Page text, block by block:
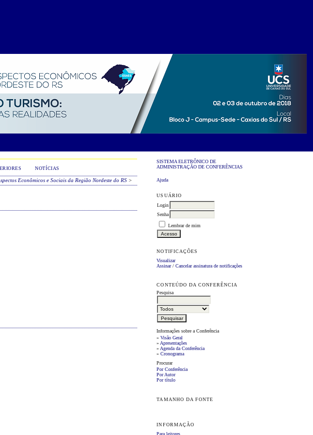
SISTEMA ELETRÔNICO DE
ADMINISTRAÇÃO DE CONFERÊNCIAS
Ajuda
USUÁRIO
Login
Senha
Lembrar de mim
NOTIFICAÇÕES
Visualizar
Assinar/Cancelar assinatura de notificações
CONTEÚDO DA CONFERÊNCIA
Pesquisa
Informações sobre a Conferência
»Visão Geral
» Apresentações
» Agenda da Conferência
»Cronograma
Procurar
Por Conferência
Por Autor
Por título
TAMANHO DA FONTE
INFORMAÇÃO
Para leitores
NOTÍCIAS
Econômicos e Sociais da Região Nordeste do RS >